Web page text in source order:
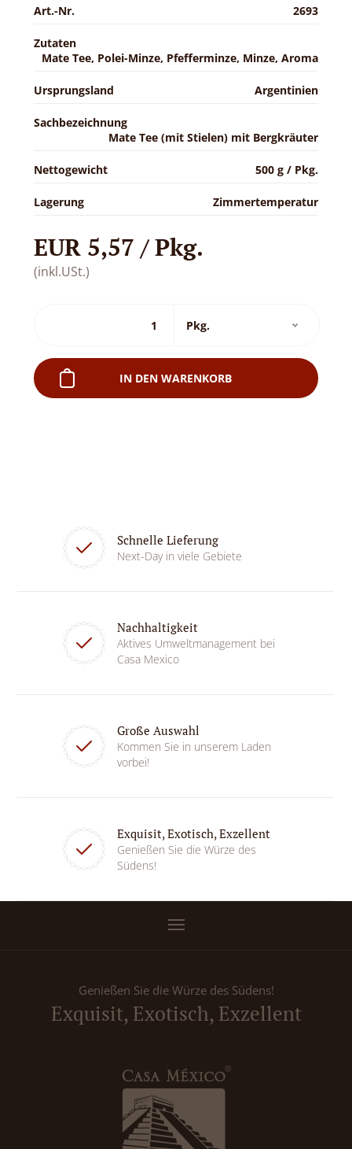
Art.-Nr. 2693
Zutaten
Mate Tee, Polei-Minze, Pfefferminze, Minze, Aroma
Ursprungsland Argentinien
Sachbezeichnung
Mate Tee (mit Stielen) mit Bergkräuter
Nettogewicht 500 g / Pkg.
Lagerung Zimmertemperatur
EUR 5,57 / Pkg.
(inkl.USt.)
IN DEN WARENKORB
Schnelle Lieferung
Next-Day in viele Gebiete
Nachhaltigkeit
Aktives Umweltmanagement bei
Casa Mexico
Große Auswahl
Kommen Sie in unserem Laden
vorbei!
Exquisit, Exotisch, Exzellent
Genießen Sie die Würze des
Südens!
Genießen Sie die Würze des Südens!
Exquisit, Exotisch, Exzellent